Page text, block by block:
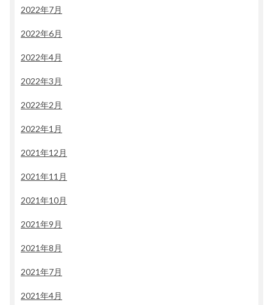
2022年7月
2022年6月
2022年4月
2022年3月
2022年2月
2022年1月
2021年12月
2021年11月
2021年10月
2021年9月
2021年8月
2021年7月
2021年4月